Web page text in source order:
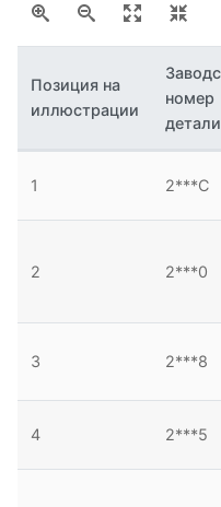
Позиция на
иллюстрации
номер
детали
1 2***C
2 2***0
3 2***8
4 2***5